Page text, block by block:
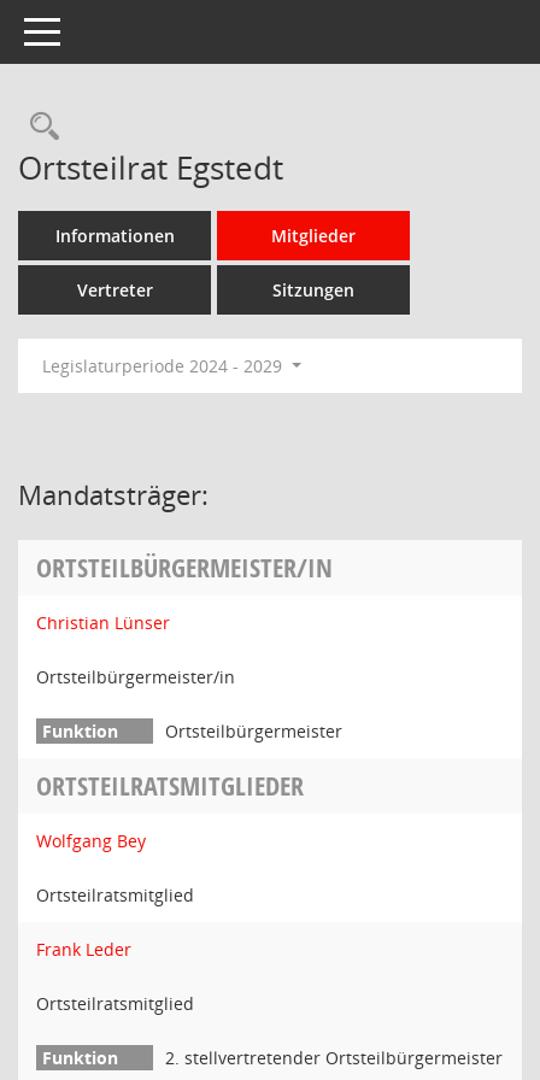
Toggle navigation
Rechercheauswahl
Ortsteilrat Egstedt
Informationen Mitglieder
Vertreter Sitzungen
Legislaturperiode 2024 - 2029
Mandatsträger:
ORTSTEILBÜRGERMEISTER/IN
Christian Lünser
Ortsteilbürgermeister/in
Ortsteilbürgermeister
ORTSTEILRATSMITGLIEDER
Wolfgang Bey
Ortsteilratsmitglied
Frank Leder
Ortsteilratsmitglied
2. stellvertretender Ortsteilbürgermeister